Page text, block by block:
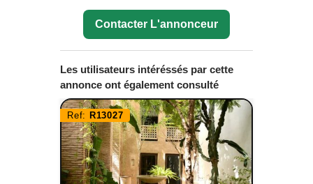
Contacter L'annonceur
Les utilisateurs intéréssés par cette
annonce ont également consulté
Ref: R13027